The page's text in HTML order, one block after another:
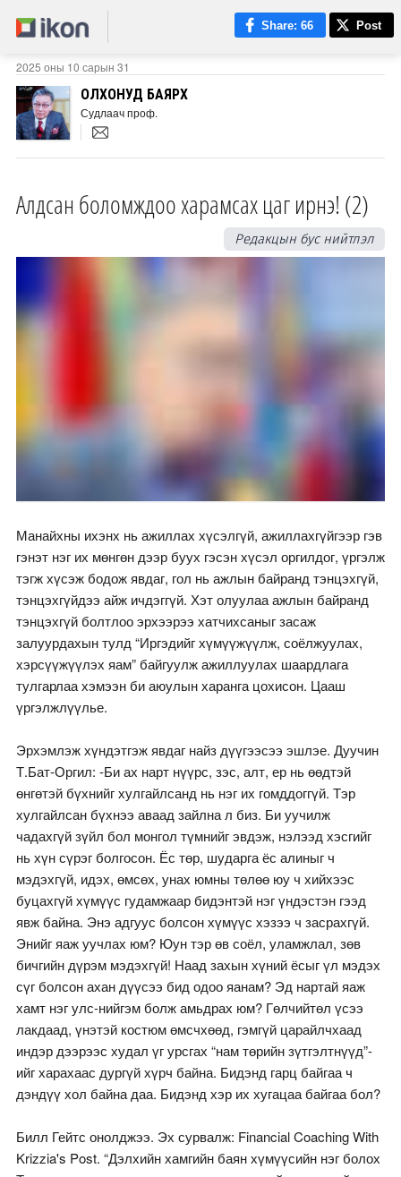
Share: 66 Post
2025 оны 10 сарын 31
ОЛХОНУД БАЯРХҮҮ
Судлаач проф.
Алдсан боломждоо харамсах цаг ирнэ! (2)
Редакцын бус нийтлэл
Манайхны ихэнх нь ажиллах хүсэлгүй, ажиллахгүйгээр гэв
гэнэт нэг их мөнгөн дээр буух гэсэн хүсэл оргилдог, үргэлж
тэгж хүсэж бодож явдаг, гол нь ажлын байранд тэнцэхгүй,
тэнцэхгүйдээ айж ичдэггүй. Хэт олуулаа ажлын байранд
тэнцэхгүй болтлоо эрхээрээ хатчихсаныг засаж
залуурдахын тулд “Иргэдийг хүмүүжүүлж, соёлжуулах,
хэрсүүжүүлэх яам” байгуулж ажиллуулах шаардлага
тулгарлаа хэмээн би аюулын харанга цохисон. Цааш
үргэлжлүүлье.
Эрхэмлэж хүндэтгэж явдаг найз дүүгээсээ эшлэе. Дуучин
Т.Бат-Оргил: -Би ах нарт нүүрс, зэс, алт, ер нь өөдтэй
өнгөтэй бүхнийг хулгайлсанд нь нэг их гомддоггүй. Тэр
хулгайлсан бүхнээ аваад зайлна л биз. Би уучилж
чадахгүй зүйл бол монгол түмнийг эвдэж, нэлээд хэсгийг
нь хүн сүрэг болгосон. Ёс төр, шударга ёс алиныг ч
мэдэхгүй, идэх, өмсөх, унах юмны төлөө юу ч хийхээс
буцахгүй хүмүүс гудамжаар бидэнтэй нэг үндэстэн гээд
явж байна. Энэ адгуус болсон хүмүүс хэзээ ч засрахгүй.
Энийг яаж уучлах юм? Юун тэр өв соёл, уламжлал, зөв
бичгийн дүрэм мэдэхгүй! Наад захын хүний ёсыг үл мэдэх
сүг болсон ахан дүүсээ бид одоо яанам? Эд нартай яаж
хамт нэг улс-нийгэм болж амьдрах юм? Гөлчийтөл үсээ
лакдаад, үнэтэй костюм өмсчхөөд, гэмгүй царайлчхаад
индэр дээрээс худал үг урсгах “нам төрийн зүтгэлтнүүд”-
ийг харахаас дургүй хүрч байна. Бидэнд гарц байгаа ч
дэндүү хол байна даа. Бидэнд хэр их хугацаа байгаа бол?
Билл Гейтс онолджээ. Эх сурвалж: Financial Coaching With
Krizzia's Post. “Дэлхийн хамгийн баян хүмүүсийн нэг болох